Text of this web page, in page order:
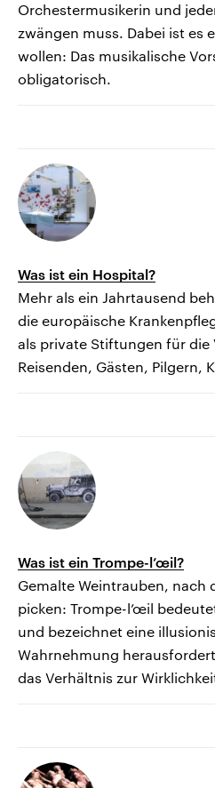
Orchestermusikerin und
zwängen muss. Dabei ist es
wollen: Das musikalische
obligatorisch.
Was ist ein Hospital?
Mehr als ein Jahrtausend
die europäische
als private Stiftungen für die
Reisenden, Gästen, Pilgern,
Was ist ein Trompe-l’œil?
Gemalte Weintrauben, nach
picken: Trompe-l’œil
und bezeichnet eine
Wahrnehmung
das Verhältnis zur